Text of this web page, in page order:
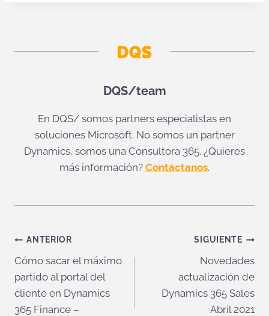
DQS/team
En DQS/ somos partners especialistas en
soluciones Microsoft. No somos un partner
Dynamics, somos una Consultora 365. ¿Quieres
más información? Contáctanos.
Navegación
de
entradas
ANTERIOR
Cómo sacar el máximo
partido al portal del
cliente en Dynamics
365 Finance –
SIGUIENTE
Novedades
actualización de
Dynamics 365 Sales
Abril 2021